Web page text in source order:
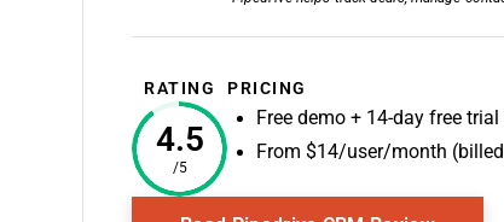
RATING
4.5
/5
PRICING
Free demo + 14-day free
From $14/user/month